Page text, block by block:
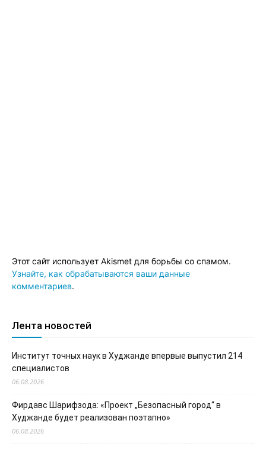
Этот сайт использует Akismet для борьбы со спамом.
Узнайте, как обрабатываются ваши данные
комментариев.
Лента новостей
Институт точных наук в Худжанде впервые выпустил 214
специалистов
06.08.2026
Фирдавс Шарифзода: «Проект „Безопасный город“ в
Худжанде будет реализован поэтапно»
06.08.2026